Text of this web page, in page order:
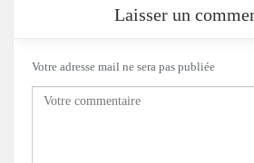
Laisser un
Votre adresse mail ne sera pas publiée